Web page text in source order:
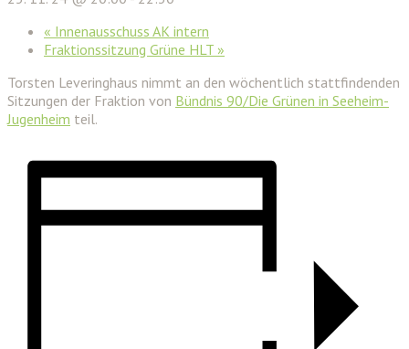
« Innenausschuss AK intern
Fraktionssitzung Grüne HLT »
Torsten Leveringhaus nimmt an den wöchentlich stattfindenden
Sitzungen der Fraktion von Bündnis 90/Die Grünen in Seeheim-
Jugenheim teil.